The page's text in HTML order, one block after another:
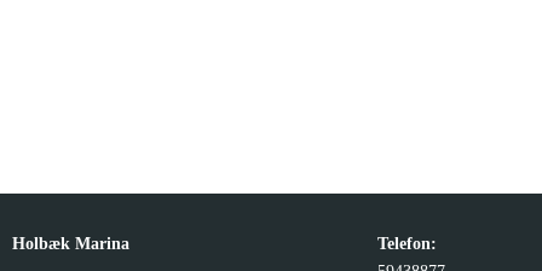
Holbæk Marina
Telefon: